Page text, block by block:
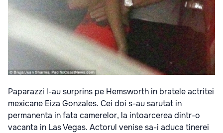
Paparazzi l-au surprins pe Hemsworth in bratele actritei
mexicane Eiza Gonzales. Cei doi s-au sarutat in
permanenta in fata camerelor, la intoarcerea dintr-o
vacanta in Las Vegas. Actorul venise sa-i aduca tinerei